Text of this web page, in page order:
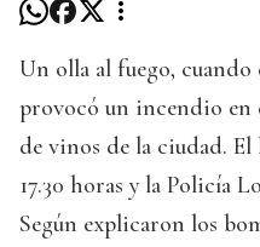
Un olla al fuego, cuando
provocó un incendio en
de vinos de la ciudad.
17.30 horas y la Policía
Según explicaron los